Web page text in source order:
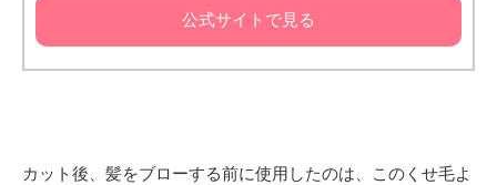
公式サイトで見る
カット後、髪をブローする前に使用したのは、このくせ毛よ